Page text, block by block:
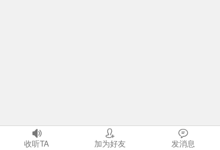

收听TA

加为好友

发消息
首页 生活